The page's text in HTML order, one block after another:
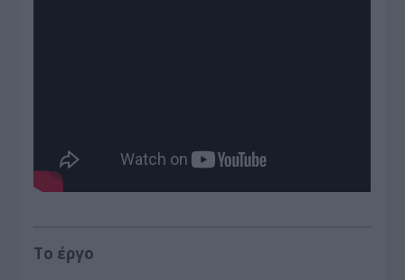
Το έργο